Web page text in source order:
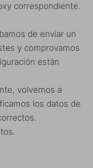
correspondiente.
de enviar un
y comprovamos
están
volvemos a
los datos de